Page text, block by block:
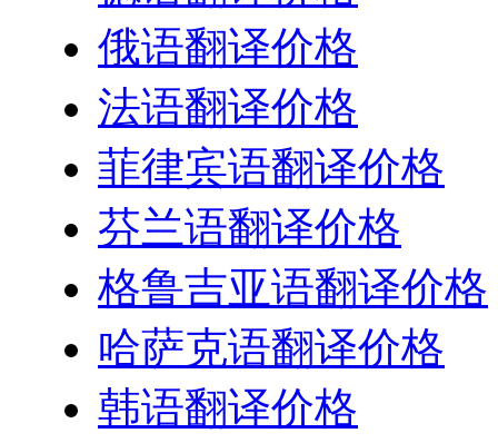
俄语翻译价格
法语翻译价格
菲律宾语翻译价格
芬兰语翻译价格
格鲁吉亚语翻译价格
哈萨克语翻译价格
韩语翻译价格